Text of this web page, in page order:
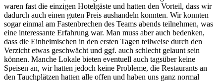
waren fast die einzigen Hotelgäste und hatten den Vorteil, dass wir
dadurch auch einen guten Preis aushandeln konnten. Wir konnten
sogar einmal am Fastenbrechen des Teams abends teilnehmen, was
eine interessante Erfahrung war. Man muss aber auch bedenken,
dass die Einheimischen in den ersten Tagen teilweise durch den
Verzicht etwas geschwächt und ggf. auch schlecht gelaunt sein
können. Manche Lokale bieten eventuell auch tagsüber keine
Speisen an, wir hatten jedoch keine Probleme, die Restaurants an
den Tauchplätzen hatten alle offen und haben uns ganz normal